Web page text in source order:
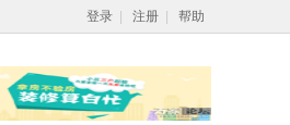
登录 注册 帮助